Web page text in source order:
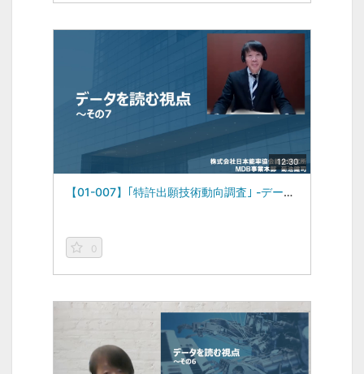
12:30
【01-007】｢特許出願技術動向調査｣ -データを読む視点vol.7-（2023/01/23）
0